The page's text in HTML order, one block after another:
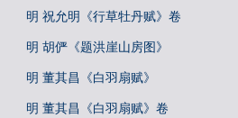
明 祝允明《行草牡丹赋》卷
明 胡俨《题洪崖山房图》
明 董其昌《白羽扇赋》
明 董其昌《白羽扇赋》卷